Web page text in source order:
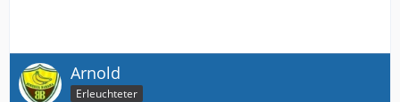
Arnold
Erleuchteter